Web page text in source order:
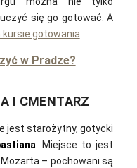
się go gotować. A
gotowania
w Pradze?
I CMENTARZ
jest starożytny, gotycki
. Miejsce to jest
– pochowani są